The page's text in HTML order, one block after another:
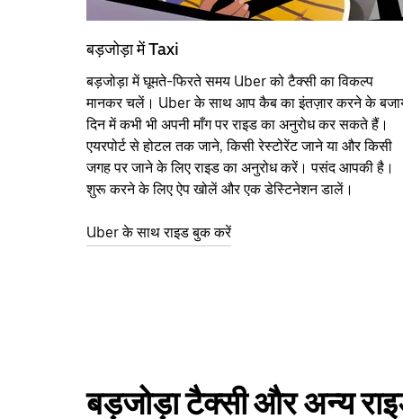
बड़जोड़ा में Taxi
बड़जोड़ा में घूमते-फिरते समय Uber को टैक्सी का विकल्प
मानकर चलें। Uber के साथ आप कैब का इंतज़ार करने के
दिन में कभी भी अपनी माँग पर राइड का अनुरोध कर सकते हैं।
एयरपोर्ट से होटल तक जाने, किसी रेस्टोरेंट जाने या और किसी
जगह पर जाने के लिए राइड का अनुरोध करें। पसंद आपकी है।
शुरू करने के लिए ऐप खोलें और एक डेस्टिनेशन डालें।
Uber के साथ राइड बुक करें
बड़जोड़ा टैक्सी और अन्य